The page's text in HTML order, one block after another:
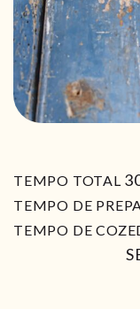
TEMPO TOTAL
TEMPO DE
TEMPO DE